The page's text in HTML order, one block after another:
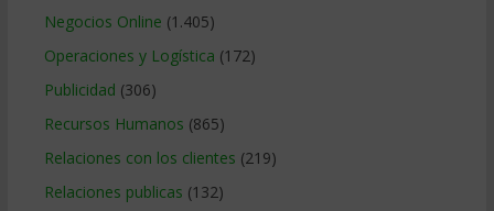
Negocios Online (1.405)
Operaciones y Logística (172)
Publicidad (306)
Recursos Humanos (865)
Relaciones con los clientes (219)
Relaciones publicas (132)